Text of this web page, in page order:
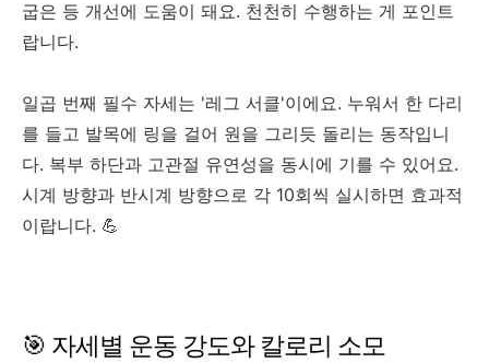
굽은 등 개선에 도움이 돼요. 천천히 수행하는 게 포인트
랍니다.
일곱 번째 필수 자세는 '레그 서클'이에요. 누워서 한 다리
를 들고 발목에 링을 걸어 원을 그리듯 돌리는 동작입니
다. 복부 하단과 고관절 유연성을 동시에 기를 수 있어요.
시계 방향과 반시계 방향으로 각 10회씩 실시하면 효과적
이랍니다. 💪
🎯 자세별 운동 강도와 칼로리 소모